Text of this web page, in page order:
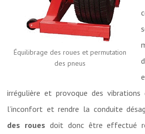
Équilibrage des roues et permutation
des pneus
irrégulière et provoque des vibrations
l’inconfort et rendre la conduite
des roues doit donc être effectué